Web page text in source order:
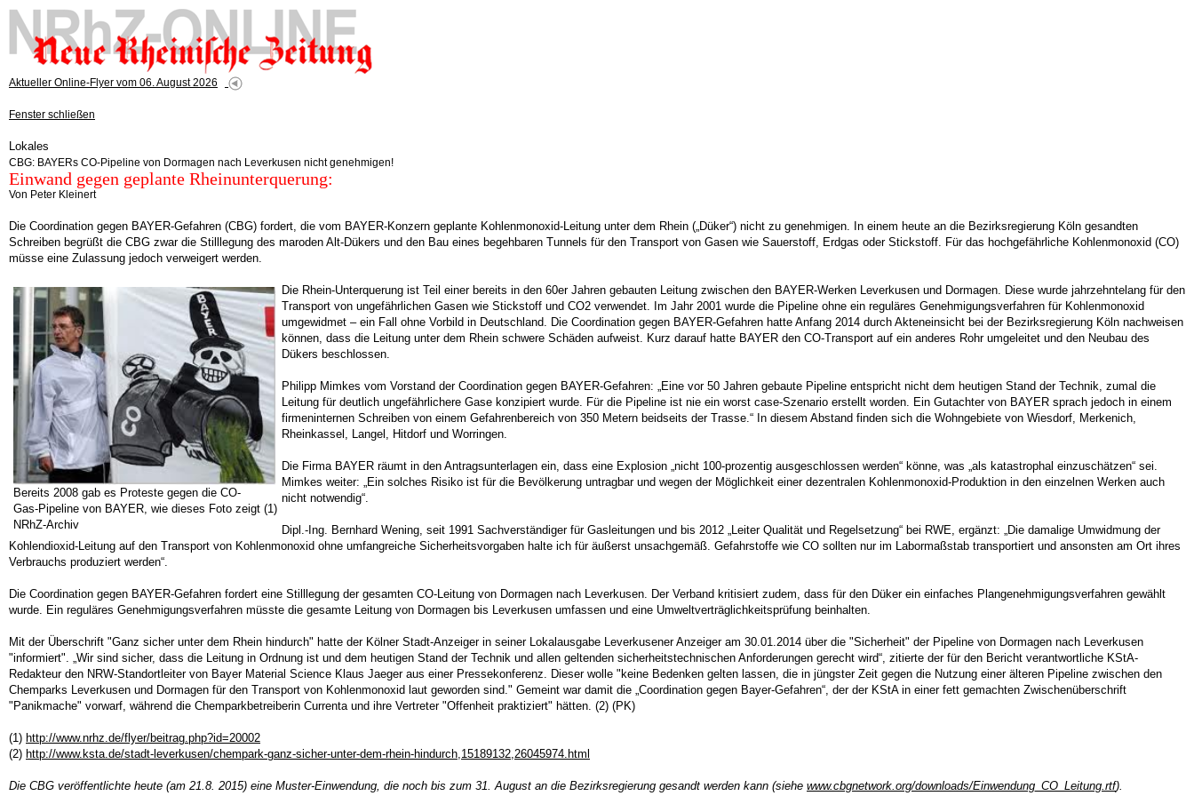
Aktueller Online-Flyer vom 06. August 2026
Fenster schließen
Lokales
CBG: BAYERs CO-Pipeline von Dormagen nach Leverkusen nicht genehmigen!
Einwand gegen geplante Rheinunterquerung:
Von Peter Kleinert
Die Coordination gegen BAYER-Gefahren (CBG) fordert, die vom BAYER-Konzern geplante Kohlenmonoxid-Leitung unter dem Rhein („Düker“) nicht zu genehmigen. In einem heute an die Bezirksregierung Köln gesandten
Schreiben begrüßt die CBG zwar die Stilllegung des maroden Alt-Dükers und den Bau eines begehbaren Tunnels für den Transport von Gasen wie Sauerstoff, Erdgas oder Stickstoff. Für das hochgefährliche Kohlenmonoxid (CO)
müsse eine Zulassung jedoch verweigert werden.
Bereits 2008 gab es Proteste gegen die CO-
Gas-Pipeline von BAYER, wie dieses Foto zeigt (1)
NRhZ-Archiv
Die Rhein-Unterquerung ist Teil einer bereits in den 60er Jahren gebauten Leitung zwischen den BAYER-Werken Leverkusen und Dormagen. Diese wurde jahrzehntelang für den
Transport von ungefährlichen Gasen wie Stickstoff und CO2 verwendet. Im Jahr 2001 wurde die Pipeline ohne ein reguläres Genehmigungsverfahren für Kohlenmonoxid
umgewidmet – ein Fall ohne Vorbild in Deutschland. Die Coordination gegen BAYER-Gefahren hatte Anfang 2014 durch Akteneinsicht bei der Bezirksregierung Köln nachweisen
können, dass die Leitung unter dem Rhein schwere Schäden aufweist. Kurz darauf hatte BAYER den CO-Transport auf ein anderes Rohr umgeleitet und den Neubau des
Dükers beschlossen.
Philipp Mimkes vom Vorstand der Coordination gegen BAYER-Gefahren: „Eine vor 50 Jahren gebaute Pipeline entspricht nicht dem heutigen Stand der Technik, zumal die
Leitung für deutlich ungefährlichere Gase konzipiert wurde. Für die Pipeline ist nie ein worst case-Szenario erstellt worden. Ein Gutachter von BAYER sprach jedoch in einem
firmeninternen Schreiben von einem Gefahrenbereich von 350 Metern beidseits der Trasse.“ In diesem Abstand finden sich die Wohngebiete von Wiesdorf, Merkenich,
Rheinkassel, Langel, Hitdorf und Worringen.
Die Firma BAYER räumt in den Antragsunterlagen ein, dass eine Explosion „nicht 100-prozentig ausgeschlossen werden“ könne, was „als katastrophal einzuschätzen“ sei.
Mimkes weiter: „Ein solches Risiko ist für die Bevölkerung untragbar und wegen der Möglichkeit einer dezentralen Kohlenmonoxid-Produktion in den einzelnen Werken auch
nicht notwendig“.
Dipl.-Ing. Bernhard Wening, seit 1991 Sachverständiger für Gasleitungen und bis 2012 „Leiter Qualität und Regelsetzung“ bei RWE, ergänzt: „Die damalige Umwidmung der
Kohlendioxid-Leitung auf den Transport von Kohlenmonoxid ohne umfangreiche Sicherheitsvorgaben halte ich für äußerst unsachgemäß. Gefahrstoffe wie CO sollten nur im Labormaßstab transportiert und ansonsten am Ort ihres
Verbrauchs produziert werden“.
Die Coordination gegen BAYER-Gefahren fordert eine Stilllegung der gesamten CO-Leitung von Dormagen nach Leverkusen. Der Verband kritisiert zudem, dass für den Düker ein einfaches Plangenehmigungsverfahren gewählt
wurde. Ein reguläres Genehmigungsverfahren müsste die gesamte Leitung von Dormagen bis Leverkusen umfassen und eine Umweltverträglichkeitsprüfung beinhalten.
Mit der Überschrift "Ganz sicher unter dem Rhein hindurch" hatte der Kölner Stadt-Anzeiger in seiner Lokalausgabe Leverkusener Anzeiger am 30.01.2014 über die "Sicherheit" der Pipeline von Dormagen nach Leverkusen
"informiert". „Wir sind sicher, dass die Leitung in Ordnung ist und dem heutigen Stand der Technik und allen geltenden sicherheitstechnischen Anforderungen gerecht wird“, zitierte der für den Bericht verantwortliche KStA-
Redakteur den NRW-Standortleiter von Bayer Material Science Klaus Jaeger aus einer Pressekonferenz. Dieser wolle "keine Bedenken gelten lassen, die in jüngster Zeit gegen die Nutzung einer älteren Pipeline zwischen den
Chemparks Leverkusen und Dormagen für den Transport von Kohlenmonoxid laut geworden sind." Gemeint war damit die „Coordination gegen Bayer-Gefahren“, der der KStA in einer fett gemachten Zwischenüberschrift
"Panikmache" vorwarf, während die Chemparkbetreiberin Currenta und ihre Vertreter "Offenheit praktiziert" hätten. (2) (PK)
(1) http://www.nrhz.de/flyer/beitrag.php?id=20002
(2) http://www.ksta.de/stadt-leverkusen/chempark-ganz-sicher-unter-dem-rhein-hindurch,15189132,26045974.html
Die CBG veröffentlichte heute (am 21.8. 2015) eine Muster-Einwendung, die noch bis zum 31. August an die Bezirksregierung gesandt werden kann (siehe www.cbgnetwork.org/downloads/Einwendung_CO_Leitung.rtf).